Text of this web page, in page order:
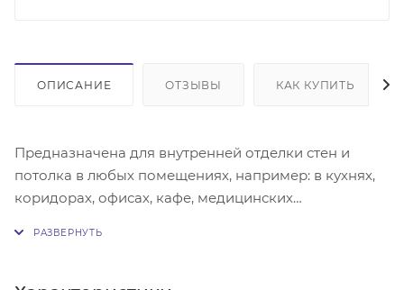
ОПИСАНИЕ ОТЗЫВЫ КАК КУПИТЬ
Предназначена для внутренней отделки стен и
потолка в любых помещениях, например: в кухнях,
коридорах, офисах, кафе, медицинских